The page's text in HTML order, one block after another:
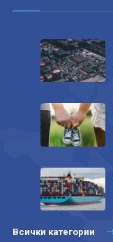
Всички категории